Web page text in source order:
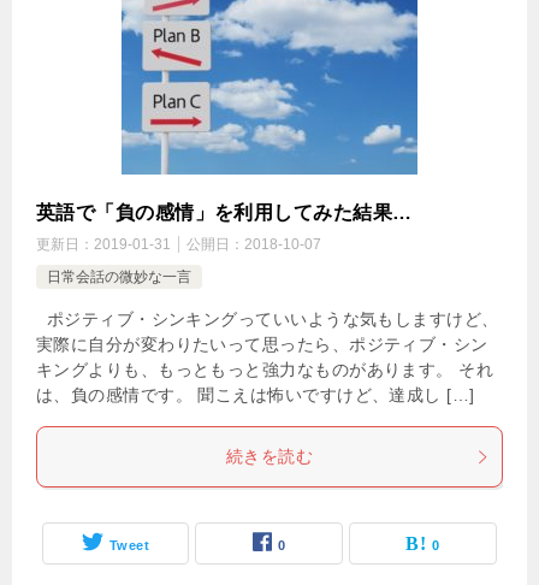
英語で「負の感情」を利用してみた結果…
更新日： 2019-01-31 公開日： 2018-10-07
日常会話の微妙な一言
ポジティブ・シンキングっていいような気もしますけど、
実際に自分が変わりたいって思ったら、ポジティブ・シン
キングよりも、もっともっと強力なものがあります。 それ
は、負の感情です。 聞こえは怖いですけど、達成し […]
続きを読む
Tweet 0 0